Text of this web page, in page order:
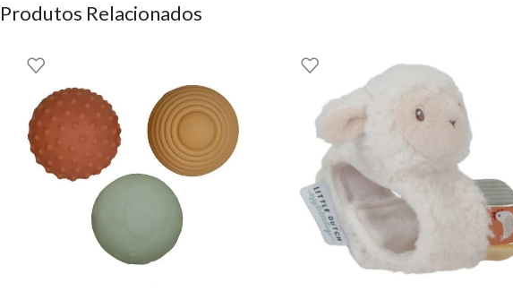
Produtos Relacionados